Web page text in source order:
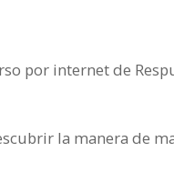
por internet de
la manera de